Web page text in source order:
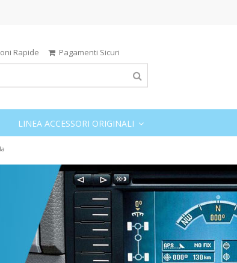
Rapide Pagamenti Sicuri
LINEA ACCESSORI ORIGINALI